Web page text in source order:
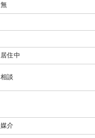
無
居住中
相談
媒介